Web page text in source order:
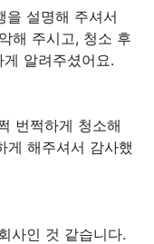
을 설명해 주셔서
해 주시고, 청소 후
알려주셨어요.
번쩍하게 청소해
게 해주셔서 감사했
사인 것 같습니다.